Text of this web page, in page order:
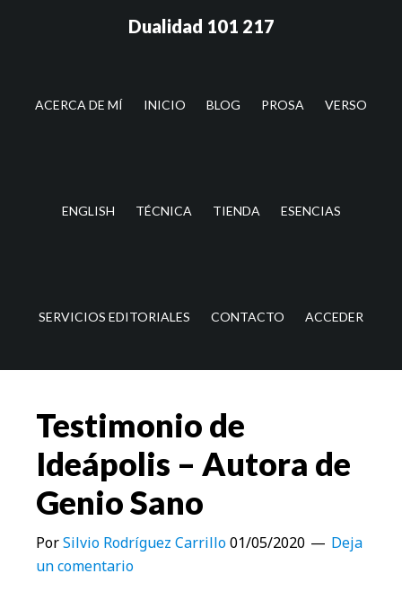
lateral
Dualidad 101 217
ACERCA DE MÍ INICIO BLOG PROSA VERSO
ENGLISH TÉCNICA TIENDA ESENCIAS
SERVICIOS EDITORIALES CONTACTO ACCEDER
Testimonio de
Ideápolis – Autora de
Genio Sano
PorSilvio Rodríguez Carrillo01/05/2020
Deja
un comentario